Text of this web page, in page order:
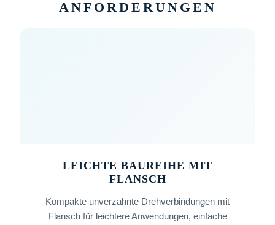
ANFORDERUNGEN
LEICHTE BAUREIHE MIT
FLANSCH
Kompakte unverzahnte Drehverbindungen mit
Flansch für leichtere Anwendungen, einfache